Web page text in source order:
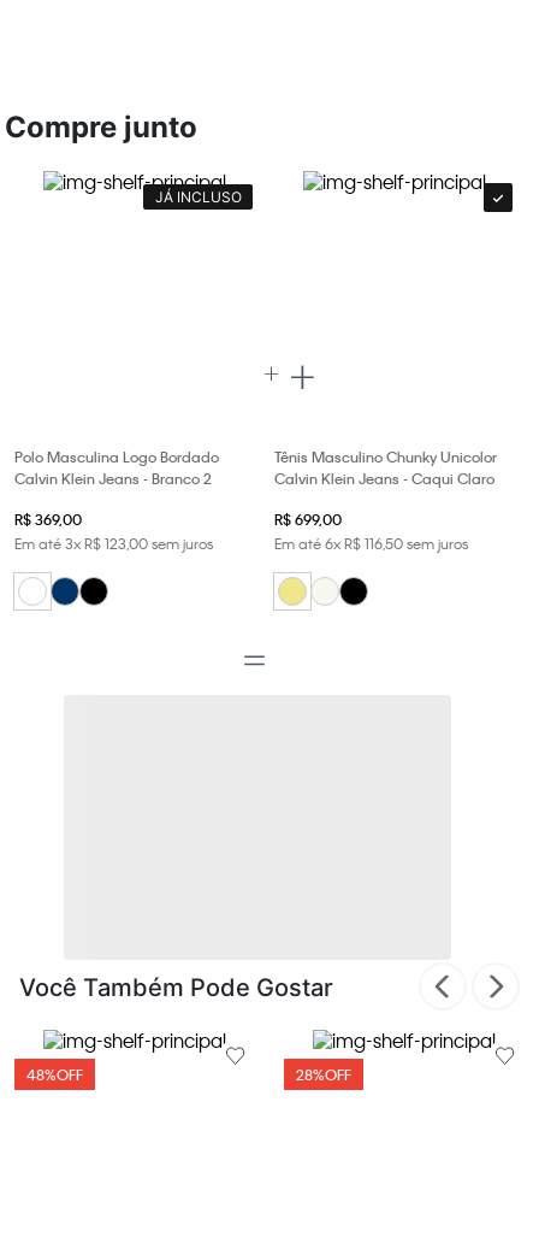
Compre junto
JÁ INCLUSO
Polo Masculina Logo Bordado
Calvin Klein Jeans - Branco 2
R$369,00
Em até3xR$123,00sem juros
Tênis Masculino Chunky Unicolor
Calvin Klein Jeans - Caqui Claro
R$699,00
Em até6xR$116,50sem juros
Você Também Pode Gostar
48%OFF 28%OFF